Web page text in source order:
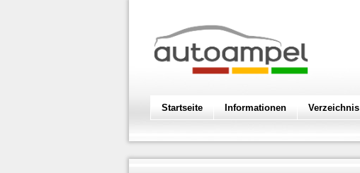
Startseite Informationen Verzeichnis